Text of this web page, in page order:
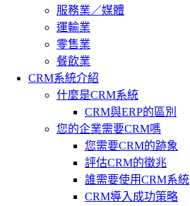
服務業／媒體
運輸業
零售業
餐飲業
CRM系統介紹
什麼是CRM系統
CRM與ERP的區別
您的企業需要CRM嗎
您需要CRM的跡象
評估CRM的徵兆
誰需要使用CRM系統
CRM導入成功策略